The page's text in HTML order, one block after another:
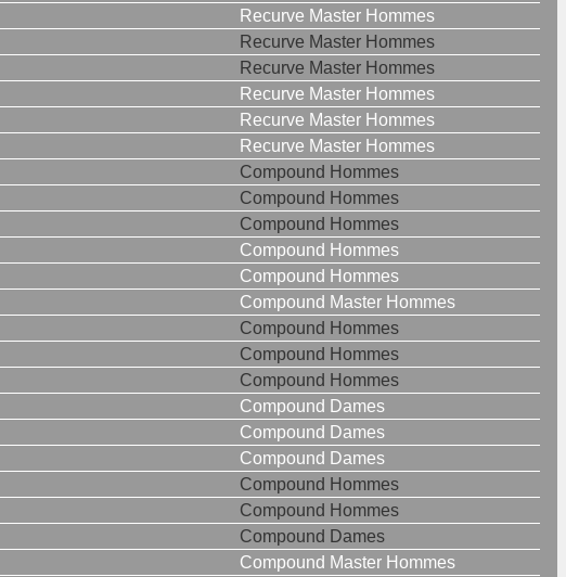
Recurve Master Hommes
Recurve Master Hommes
Recurve Master Hommes
Recurve Master Hommes
Recurve Master Hommes
Recurve Master Hommes
Compound Hommes
Compound Hommes
Compound Hommes
Compound Hommes
Compound Hommes
Compound Master Hommes
Compound Hommes
Compound Hommes
Compound Hommes
Compound Dames
Compound Dames
Compound Dames
Compound Hommes
Compound Hommes
Compound Dames
Compound Master Hommes